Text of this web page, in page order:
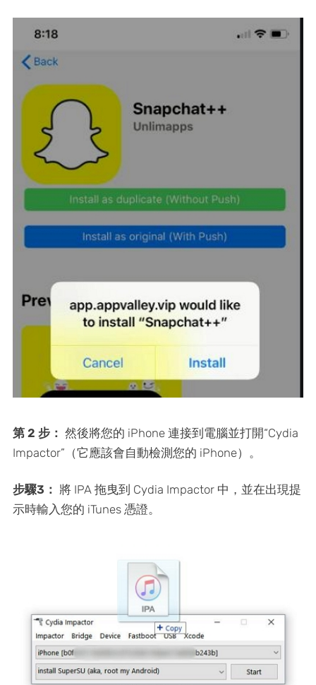
第 2 步： 然後將您的 iPhone 連接到電腦並打開“Cydia
Impactor”（它應該會自動檢測您的 iPhone）。
步驟3： 將 IPA 拖曳到 Cydia Impactor 中，並在出現提
示時輸入您的 iTunes 憑證。